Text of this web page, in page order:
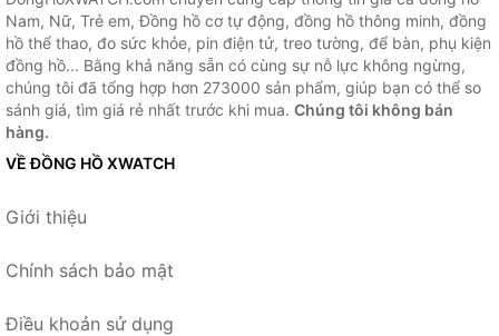
Nam, Nữ, Trẻ em, Đồng hồ cơ tự động, đồng hồ thông minh, đồng
hồ thể thao, đo sức khỏe, pin điện tử, treo tường, để bàn, phụ kiện
đồng hồ... Bằng khả năng sẵn có cùng sự nỗ lực không ngừng,
chúng tôi đã tổng hợp hơn 273000 sản phẩm, giúp bạn có thể so
sánh giá, tìm giá rẻ nhất trước khi mua. Chúng tôi không bán
hàng.
VỀ ĐỒNG HỒ XWATCH
Giới thiệu
Chính sách bảo mật
Điều khoản sử dụng